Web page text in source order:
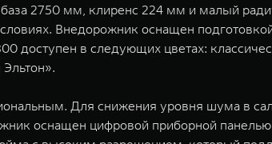
2750 мм, клиренс 224 мм и малый
Внедорожник оснащен
доступен в следующих цветах:
Для снижения уровня шума в
оснащен цифровой приборной